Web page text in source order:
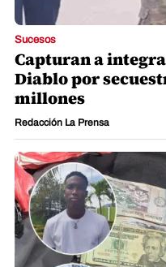
Sucesos
Capturan a
Diablo por
millones
Redacción La Prensa